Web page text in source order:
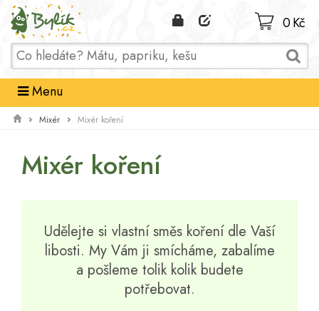
Domů
0 Kč
Menu
Mixér Mixér koření
Mixér koření
Udělejte si vlastní směs koření dle Vaší
libosti. My Vám ji smícháme, zabalíme
a pošleme tolik kolik budete
potřebovat.